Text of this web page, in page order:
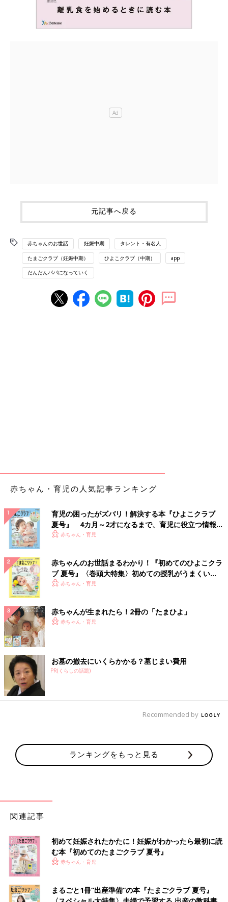
元記事へ戻る
赤ちゃんのお世話 妊娠中期 タレント・有名人
たまごクラブ（妊娠中期） ひよこクラブ（中期） app
だんだんパパになっていく
赤ちゃん・育児の人気記事ランキング
育児の困ったがズバリ！解決する本『ひよこクラブ
夏号』 4カ月～2才になるまで、育児に役立つ情報が
いっぱい！
赤ちゃん・育児
赤ちゃんのお世話まるわかり！『初めてのひよこクラ
ブ 夏号』〈巻頭大特集〉初めての授乳がうまくい
く！ おっぱい・ミルクの基本と夏のトラブル 解決テ
赤ちゃん・育児
赤ちゃんが生まれたら！2冊の「たまひよ」
赤ちゃん・育児
お墓の撤去にいくらかかる？墓じまい費用
PR(くらしの話題)
Recommended by
ランキングをもっと見る
関連記事
初めて妊娠されたかたに！妊娠がわかったら最初に読
む本『初めてのたまごクラブ 夏号』
赤ちゃん・育児
まるごと1冊“出産準備”の本『たまごクラブ 夏号』